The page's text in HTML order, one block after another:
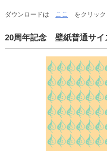
ダウンロードは ここ をクリック
20周年記念 壁紙普通サ